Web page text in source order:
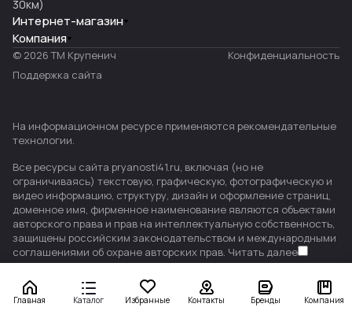
Главная Каталог Избранные Контакты Бренды Компания
30км)
Интернет-магазин
Компания
© 2026 ТМ Крупенич
Конфиденциальность
Поддержка сайта
На информационном ресурсе применяются рекомендательные
технологии.
Все ресурсы сайта pryanosti41.ru, включая (но не
ограничиваясь) текстовую, графическую, фотографическую и
видео информацию, структуру, дизайн и оформление страниц,
доменное имя, фирменное наименование являются объектами
авторского права и прав на интеллектуальную собственность,
защищены российским законодательством и международными
соглашениями об охране авторских прав. Читать далее